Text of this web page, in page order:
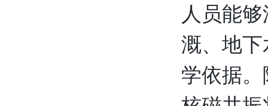
人员能
溉、地
学依据